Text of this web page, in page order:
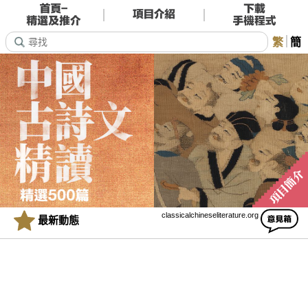
繁 簡
classicalchineseliterature.org
最新動態